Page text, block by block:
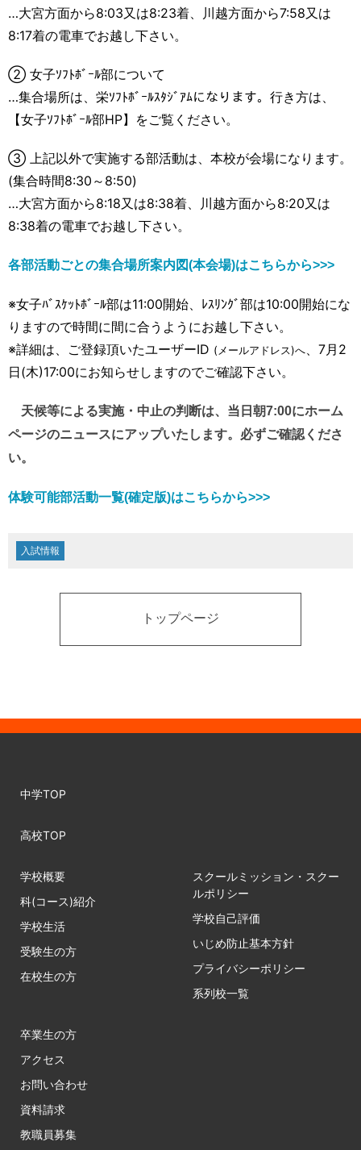
…大宮方面から8:03又は8:23着、川越方面から7:58又は
8:17着の電車でお越し下さい。
② 女子ｿﾌﾄﾎﾞｰﾙ部について
…集合場所は、栄ｿﾌﾄﾎﾞｰﾙｽﾀｼﾞｱﾑになります。行き方は、
【女子ｿﾌﾄﾎﾞｰﾙ部HP】をご覧ください。
③ 上記以外で実施する部活動は、本校が会場になります。
(集合時間8:30～8:50)
…大宮方面から8:18又は8:38着、川越方面から8:20又は
8:38着の電車でお越し下さい。
各部活動ごとの集合場所案内図(本会場)はこちらから>>>
※女子ﾊﾞｽｹｯﾄﾎﾞｰﾙ部は11:00開始、ﾚｽﾘﾝｸﾞ部は10:00開始にな
りますので時間に間に合うようにお越し下さい。
※詳細は、ご登録頂いたユーザーID (メールアドレス)へ、7月2
日(木)17:00にお知らせしますのでご確認下さい。
天候等による実施・中止の判断は、当日朝7:00にホーム
ページのニュースにアップいたします。必ずご確認くださ
い。
体験可能部活動一覧(確定版)はこちらから>>>
入試情報
トップページ
中学TOP
高校TOP
学校概要
科(コース)紹介
学校生活
受験生の方
在校生の方
スクールミッション・スクー
ルポリシー
学校自己評価
いじめ防止基本方針
プライバシーポリシー
系列校一覧
卒業生の方
アクセス
お問い合わせ
資料請求
教職員募集